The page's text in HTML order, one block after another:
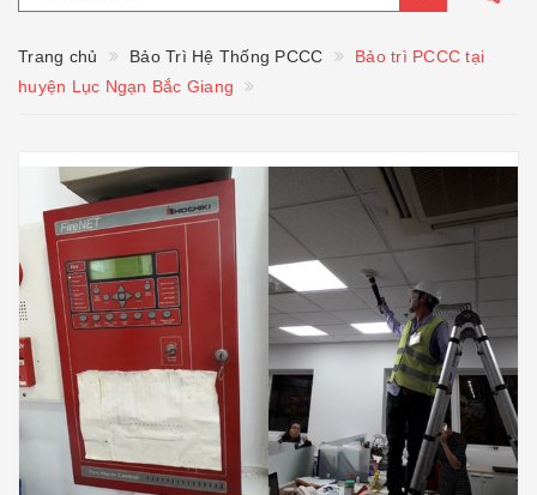
Trang chủ Bảo Trì Hệ Thống PCCC
Bảo trì PCCC tại
huyện Lục Ngạn Bắc Giang